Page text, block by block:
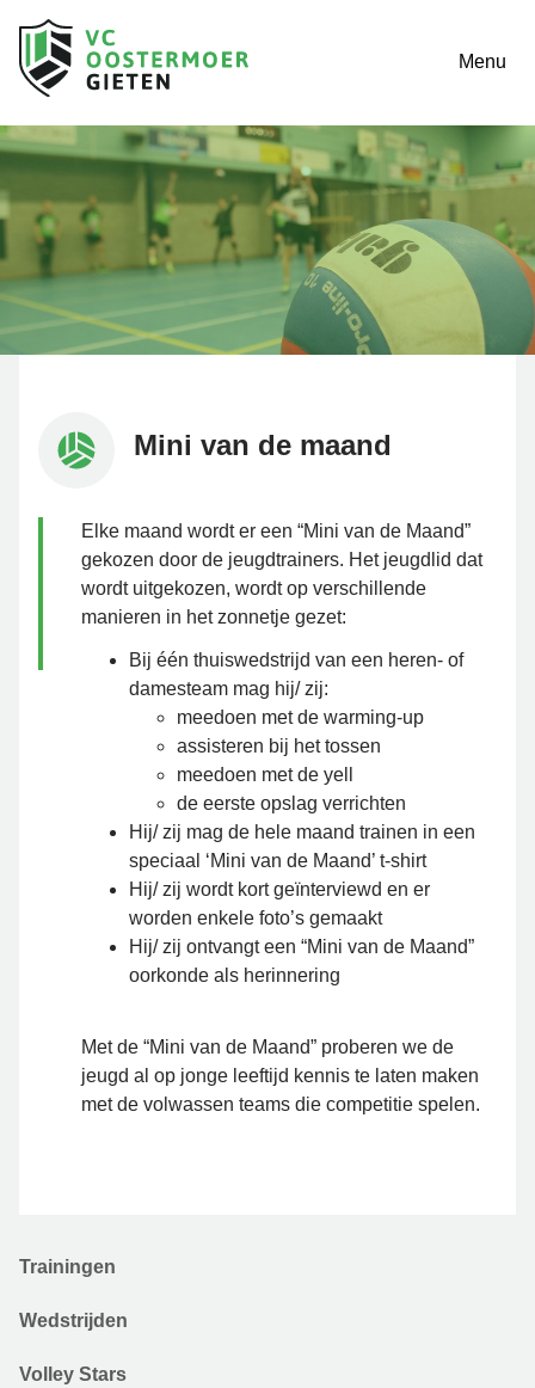
Menu
Mini van de maand
Elke maand wordt er een “Mini van de Maand”
gekozen door de jeugdtrainers. Het jeugdlid dat
wordt uitgekozen, wordt op verschillende
manieren in het zonnetje gezet:
Bij één thuiswedstrijd van een heren- of
damesteam mag hij/ zij:
meedoen met de warming-up
assisteren bij het tossen
meedoen met de yell
de eerste opslag verrichten
Hij/ zij mag de hele maand trainen in een
speciaal ‘Mini van de Maand’ t-shirt
Hij/ zij wordt kort geïnterviewd en er
worden enkele foto’s gemaakt
Hij/ zij ontvangt een “Mini van de Maand”
oorkonde als herinnering
Met de “Mini van de Maand” proberen we de
jeugd al op jonge leeftijd kennis te laten maken
met de volwassen teams die competitie spelen.
Trainingen
Wedstrijden
Volley Stars